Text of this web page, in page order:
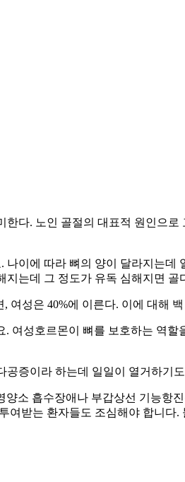
다. 노인 골절의 대표적 원인으로
이에 따라 뼈의 양이 달라지는데
는데 그 정도가 유독 심해지면 골
성은 40%에 이른다. 이에 대해
성호르몬이 뼈를 보호하는 역
증이라 하는데 일일이 열거하기
소 흡수장애나 부갑상선 기능항
받는 환자들도 조심해야 합니다